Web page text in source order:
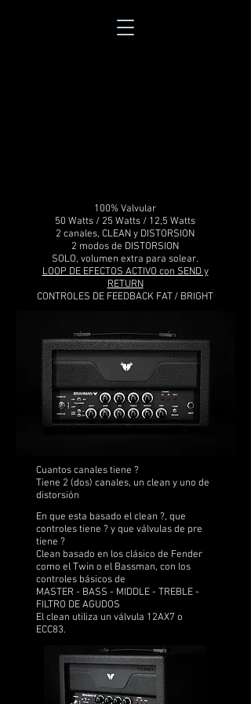
100% Valvular
50 Watts / 25 Watts / 12,5 Watts
2 canales, CLEAN y DISTORSION
2 modos de DISTORSION
SOLO, volumen extra para solear.
LOOP DE EFECTOS ACTIVO con SEND y
RETURN
CONTROLES DE FEEDBACK FAT / BRIGHT
Cuantos canales tiene ?
Tiene 2 (dos) canales, un clean y uno de
distorsión
En que esta basado el clean ?, que
controles tiene ? y que válvulas de pre
tiene ?
Clean basado en los clásico de Fender
como el Twin o el Bassman, con los
controles básicos de
MASTER - BASS - MIDDLE - TREBLE -
FILTRO DE AGUDOS
El clean utiliza un válvula 12AX7 o
ECC83.